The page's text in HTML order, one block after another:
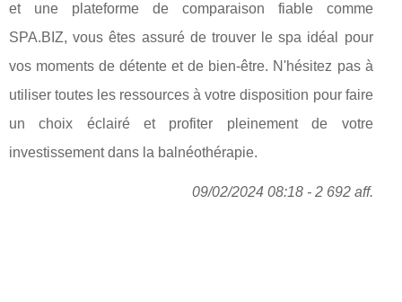
et une plateforme de comparaison fiable comme
SPA.BIZ, vous êtes assuré de trouver le spa idéal pour
vos moments de détente et de bien-être. N'hésitez pas à
utiliser toutes les ressources à votre disposition pour faire
un choix éclairé et profiter pleinement de votre
investissement dans la balnéothérapie.
09/02/2024 08:18 - 2 692 aff.